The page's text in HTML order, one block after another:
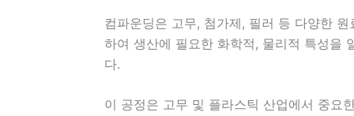
컴파운딩은 고무, 첨가제, 필러 등 다양한
하여 생산에 필요한 화학적, 물리적 특성을
다.
이 공정은 고무 및 플라스틱 산업에서 중요